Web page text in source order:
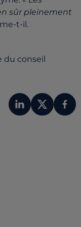
sûr pleinement
t-il.
du conseil